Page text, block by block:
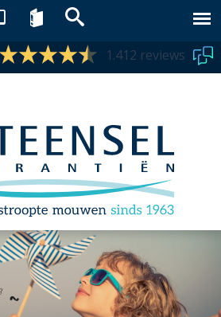
1.412 reviews